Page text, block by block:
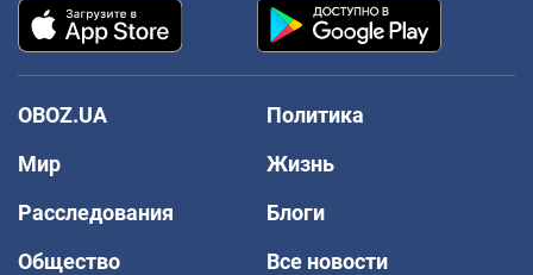
OBOZ.UA
Политика
Мир
Жизнь
Расследования
Блоги
Общество
Все новости